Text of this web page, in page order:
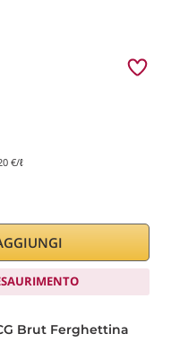
€/ℓ
Brut Ferghettina